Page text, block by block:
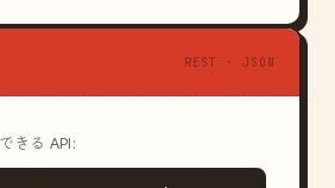
REST · JSON
きる API: